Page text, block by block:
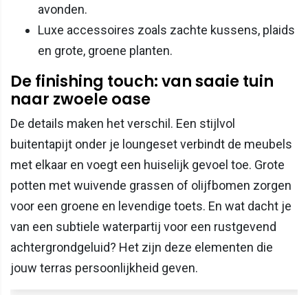
avonden.
Luxe accessoires zoals zachte kussens, plaids
en grote, groene planten.
De finishing touch: van saaie tuin
naar zwoele oase
De details maken het verschil. Een stijlvol
buitentapijt onder je loungeset verbindt de meubels
met elkaar en voegt een huiselijk gevoel toe. Grote
potten met wuivende grassen of olijfbomen zorgen
voor een groene en levendige toets. En wat dacht je
van een subtiele waterpartij voor een rustgevend
achtergrondgeluid? Het zijn deze elementen die
jouw terras persoonlijkheid geven.